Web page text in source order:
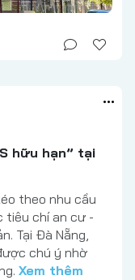
hữu hạn” tại
theo nhu cầu
tiêu chí an cư -
Tại Đà Nẵng,
chú ý nhờ
Xem thêm